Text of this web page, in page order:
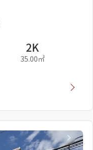
2K
35.00㎡